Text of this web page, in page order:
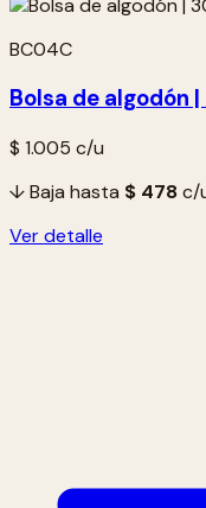
BC04C
Bolsa de algodón
$ 1.005 c/u
↓ Baja hasta $ 478c/
Ver detalle